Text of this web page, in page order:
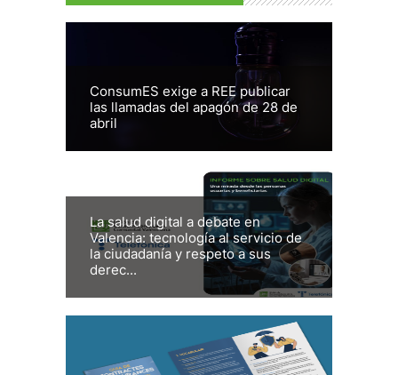
ConsumES exige a REE publicar
las llamadas del apagón de 28 de
abril
La salud digital a debate en
Valencia: tecnología al servicio de
la ciudadanía y respeto a sus
derec...